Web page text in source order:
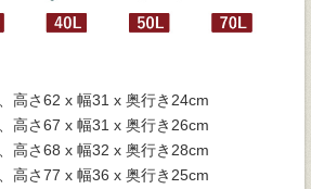
高さ62 x 幅31 x 奥行き24cm
高さ67 x 幅31 x 奥行き26cm
高さ68 x 幅32 x 奥行き28cm
高さ77 x 幅36 x 奥行き25cm